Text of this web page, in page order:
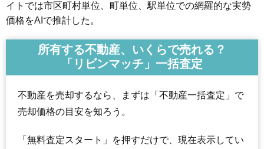
イトでは市区町村単位、町単位、駅単位での網羅的な実勢
価格をAIで推計した。
所有する不動産、いくらで売れる？
「リビンマッチ」一括査定
不動産を売却するなら、まずは「不動産一括査定」で
売却価格の目安を知ろう。
「無料査定スタート」を押すだけで、現在表示してい